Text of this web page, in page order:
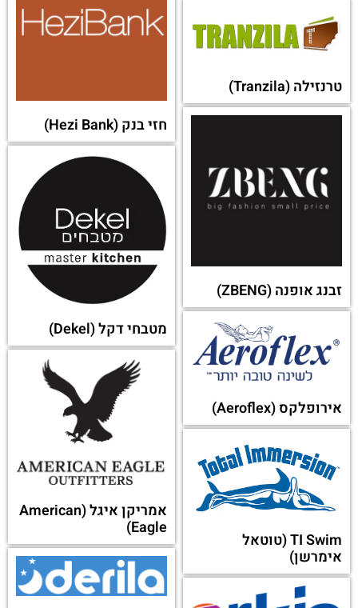
טרנזילה (Tranzila)
חזי בנק (Hezi Bank)
זבנג אופנה (ZBENG)
מטבחי דקל (Dekel)
אירופלקס (Aeroflex)
אמריקן איגל (American
Eagle)
TI Swim (טוטאל
אימרשן)